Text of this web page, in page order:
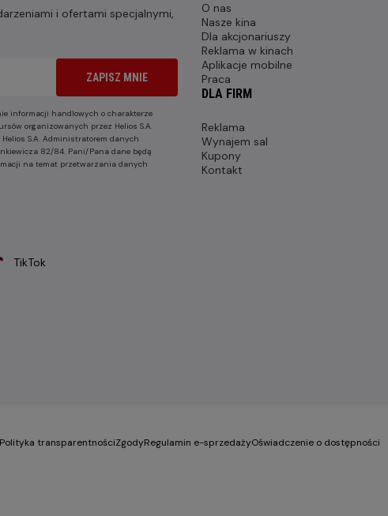
i ofertami specjalnymi,
ZAPISZ MNIE
informacji handlowych o charakterze
organizowanych przez Helios S.A.
S.A. Administratorem danych
82/84. Pani/Pana dane będą
na temat przetwarzania danych
TikTok
O nas
Nasze kina
Dla akcjonariuszy
Reklama w kinach
Aplikacje mobilne
Praca
DLA FIRM
Reklama
Wynajem sal
Kupony
Kontakt
Polityka transparentnościZgodyRegulamin e-sprzedażyOświadczenie o dostępności